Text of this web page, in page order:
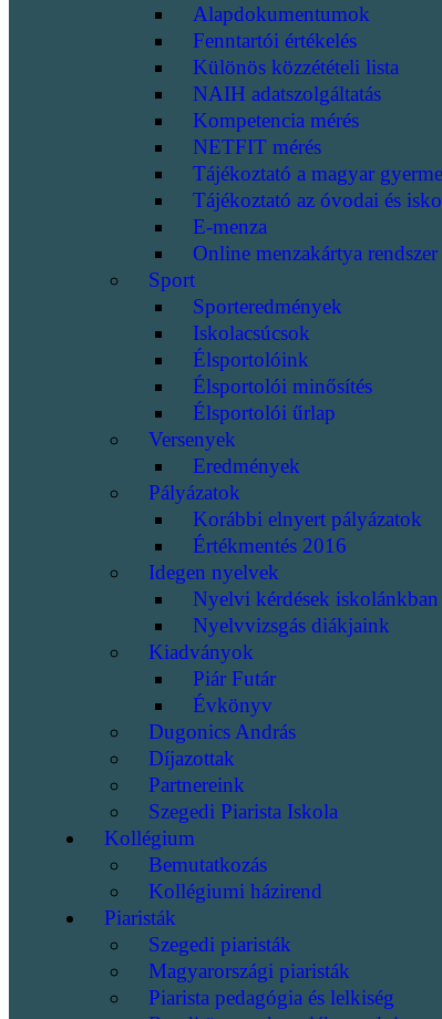
Alapdokumentumok
Fenntartói értékelés
Különös közzétételi lista
NAIH adatszolgáltatás
Kompetencia mérés
NETFIT mérés
Tájékoztató a magyar
Tájékoztató az óvodai és
E-menza
Online menzakártya rendszer
Sport
Sporteredmények
Iskolacsúcsok
Élsportolóink
Élsportolói minősítés
Élsportolói űrlap
Versenyek
Eredmények
Pályázatok
Korábbi elnyert pályázatok
Értékmentés 2016
Idegen nyelvek
Nyelvi kérdések iskolánkban
Nyelvvizsgás diákjaink
Kiadványok
Piár Futár
Évkönyv
Dugonics András
Díjazottak
Partnereink
Szegedi Piarista Iskola
Kollégium
Bemutatkozás
Kollégiumi házirend
Piaristák
Szegedi piaristák
Magyarországi piaristák
Piarista pedagógia és lelkiség